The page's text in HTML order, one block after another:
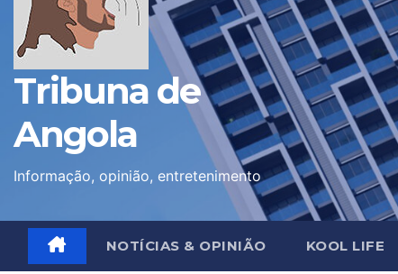
Tribuna de
Angola
Informação, opinião, entretenimento
NOTÍCIAS & OPINIÃO KOOL LIFE